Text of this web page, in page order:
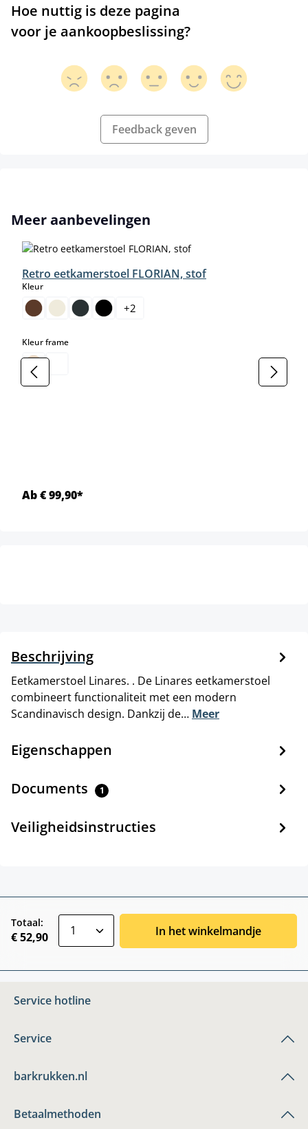
Hoe nuttig is deze pagina
voor je aankoopbeslissing?
Feedback geven
Productgalerij overslaan
Meer aanbevelingen
Retro eetkamerstoel FLORIAN, stof
Kleurselect
+2
Kleur frameselect
Ab € 99,90*
Beschrijving
Eetkamerstoel Linares. . De Linares eetkamerstoel
combineert functionaliteit met een modern
Scandinavisch design. Dankzij de… Meer
Eigenschappen
Documents 1
Veiligheidsinstructies
Totaal:
€ 52,90 In het winkelmandje
Service hotline
Service
barkrukken.nl
Betaalmethoden